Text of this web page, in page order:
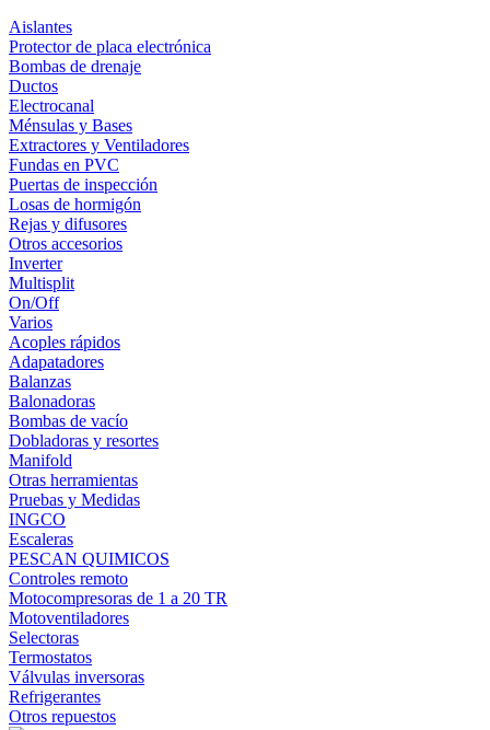
Aislantes
Protector de placa electrónica
Bombas de drenaje
Ductos
Electrocanal
Ménsulas y Bases
Extractores y Ventiladores
Fundas en PVC
Puertas de inspección
Losas de hormigón
Rejas y difusores
Otros accesorios
Inverter
Multisplit
On/Off
Varios
Acoples rápidos
Adapatadores
Balanzas
Balonadoras
Bombas de vacío
Dobladoras y resortes
Manifold
Otras herramientas
Pruebas y Medidas
INGCO
Escaleras
PESCAN QUIMICOS
Controles remoto
Motocompresoras de 1 a 20 TR
Motoventiladores
Selectoras
Termostatos
Válvulas inversoras
Refrigerantes
Otros repuestos